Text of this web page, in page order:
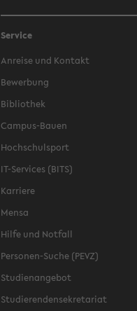
Service
Anreise und Kontakt
Bewerbung
Bibliothek
Campus-Bauen
Hochschulsport
IT-Services (BITS)
Karriere
Mensa
Hilfe und Notfall
Personen-Suche (PEVZ)
Studienangebot
Studierendensekretariat